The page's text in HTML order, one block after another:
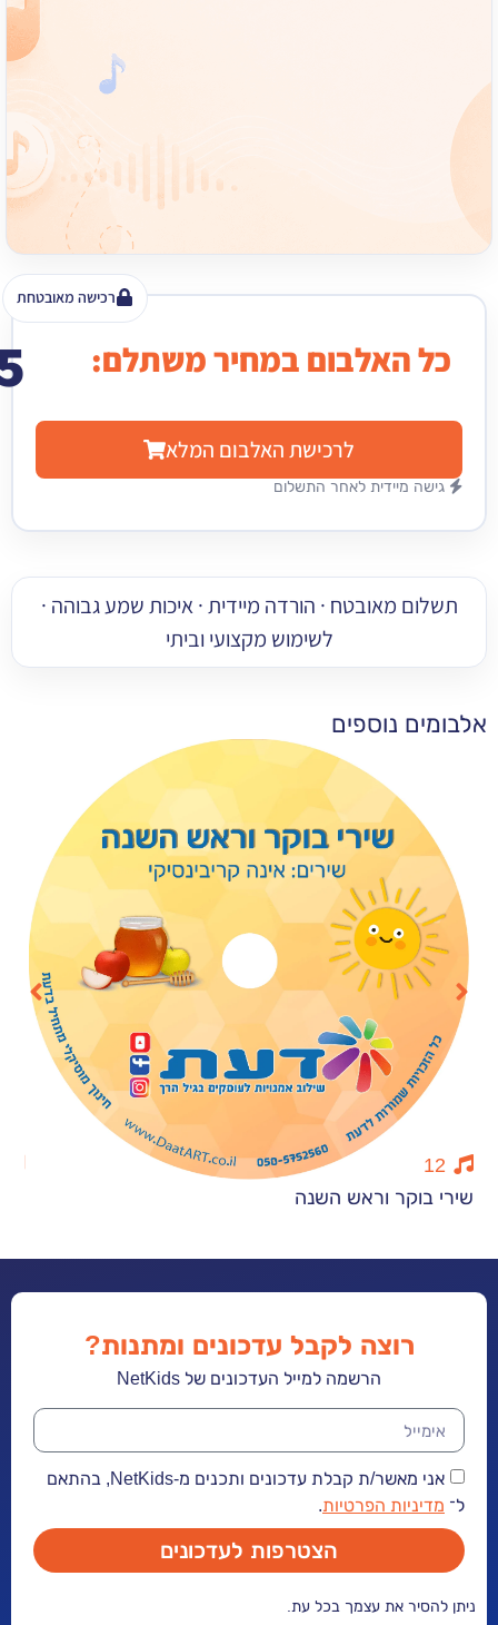
רכישה מאובטחת
האלבום במחיר משתלם: ₪ 15
לרכישת האלבום המלא
מיידית לאחר התשלום
מאובטח · הורדה מיידית · איכות שמע גבוהה ·
לשימוש מקצועי וביתי
נוספים
וראש השנה
רוצה לקבל עדכונים ומתנות?
הרשמה למייל העדכונים של NetKids
אני מאשר/ת קבלת עדכונים ותכנים מ-NetKids, בהתאם
הפרטיות.
הצטרפות לעדכונים
את עצמך בכל עת.